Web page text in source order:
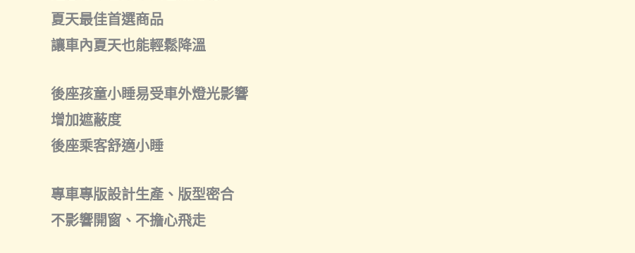
夏天最佳首選商品
讓車內夏天也能輕鬆降溫
後座孩童小睡易受車外燈光影響
增加遮蔽度
後座乘客舒適小睡
專車專版設計生產、版型密合
不影響開窗、不擔心飛走